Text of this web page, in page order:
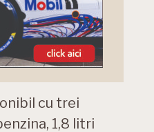
cu trei
1,8 litri